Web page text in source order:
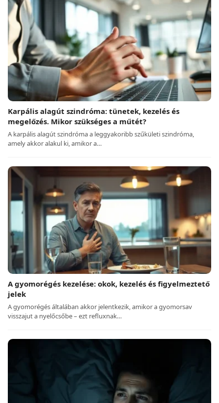
Karpális alagút szindróma: tünetek, kezelés és
megelőzés. Mikor szükséges a műtét?
A karpális alagút szindróma a leggyakoribb szűkületi szindróma,
amely akkor alakul ki, amikor a…
A gyomorégés kezelése: okok, kezelés és figyelmeztető
jelek
A gyomorégés általában akkor jelentkezik, amikor a gyomorsav
visszajut a nyelőcsőbe – ezt refluxnak…